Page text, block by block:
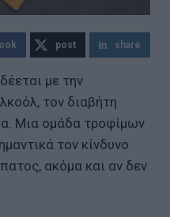
post share
με την
τον διαβήτη
Μια ομάδα τροφίμων
τον κίνδυνο
ακόμα και αν δεν